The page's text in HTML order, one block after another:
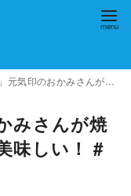
さんが焼く若鶏の焼き肉が最高に美味しい！ #大台町PR
みさんが焼
味しい！ #